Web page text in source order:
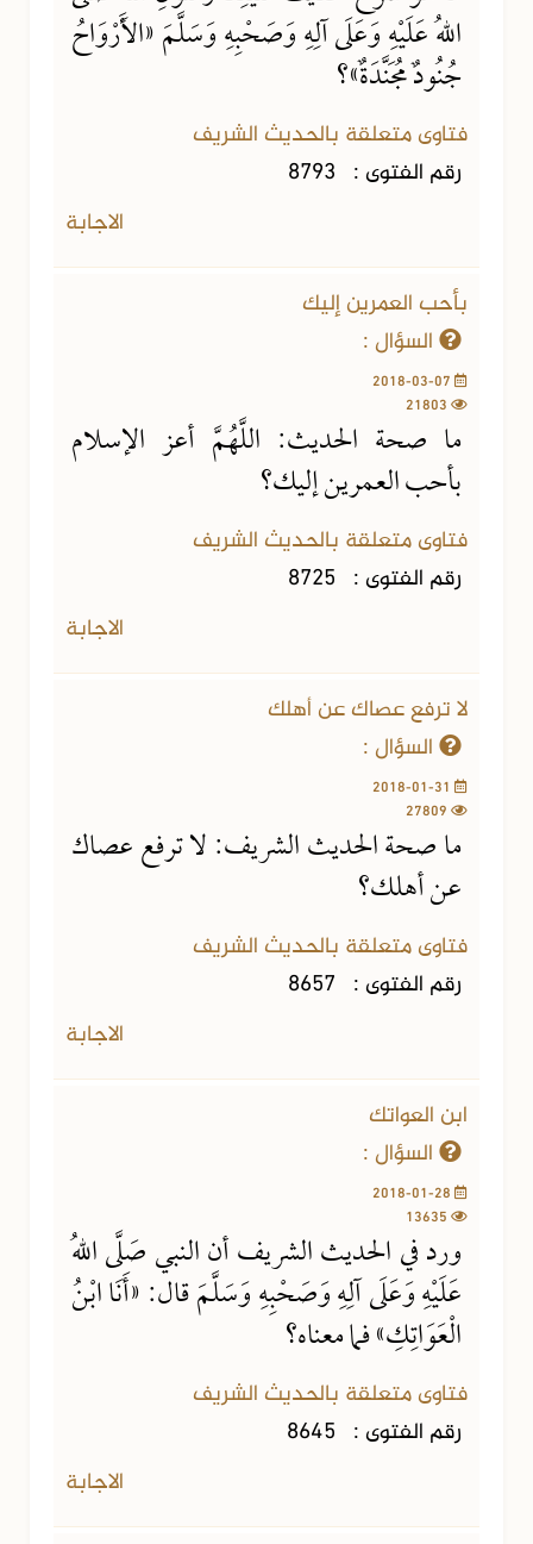
اللهُ عَلَيْهِ وَعَلَى آلِهِ وَصَحْبِهِ وَسَلَّمَ «الأَرْوَاحُ
جُنُودٌ مُجَنَّدَةٌ»؟
فتاوى متعلقة بالحديث الشريف
رقم الفتوى : 8793
الاجابة
بأحب العمرين إليك
السؤال :
ما صحة الحديث: اللَّهُمَّ أعز الإسلام
بأحب العمرين إليك؟
فتاوى متعلقة بالحديث الشريف
رقم الفتوى : 8725
الاجابة
لا ترفع عصاك عن أهلك
السؤال :
ما صحة الحديث الشريف: لا ترفع عصاك
عن أهلك؟
فتاوى متعلقة بالحديث الشريف
رقم الفتوى : 8657
الاجابة
ابن العواتك
السؤال :
ورد في الحديث الشريف أن النبي صَلَّى اللهُ
عَلَيْهِ وَعَلَى آلِهِ وَصَحْبِهِ وَسَلَّمَ قال: «أَنَا ابْنُ
الْعَوَاتِكِ» فما معناه؟
فتاوى متعلقة بالحديث الشريف
رقم الفتوى : 8645
الاجابة